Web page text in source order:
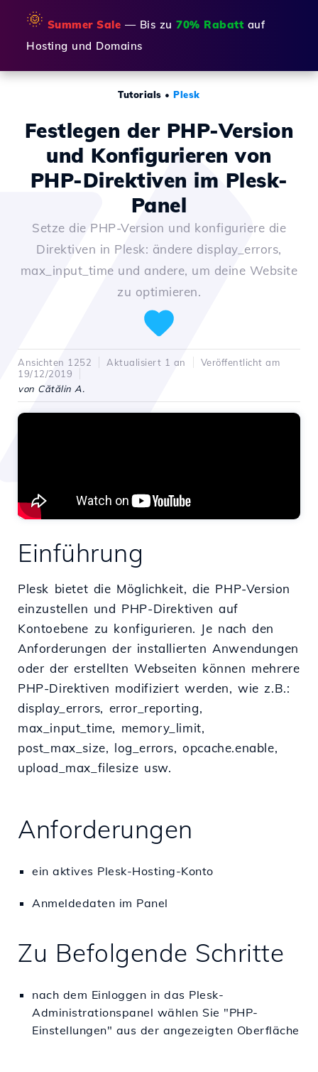
🌞 Summer Sale — Bis zu 70% Rabatt auf
Hosting und Domains
Tutorials •Plesk
Festlegen der PHP-Version
und Konfigurieren von
PHP-Direktiven im Plesk-
Panel
Setze die PHP-Version und konfiguriere die
Direktiven in Plesk: ändere display_errors,
max_input_time und andere, um deine Website
zu optimieren.
Ansichten 1252 Aktualisiert 1 an
Veröffentlicht am
19/12/2019
von Cătălin A.
Einführung
Plesk bietet die Möglichkeit, die PHP-Version
einzustellen und PHP-Direktiven auf
Kontoebene zu konfigurieren. Je nach den
Anforderungen der installierten Anwendungen
oder der erstellten Webseiten können mehrere
PHP-Direktiven modifiziert werden, wie z.B.:
display_errors, error_reporting,
max_input_time, memory_limit,
post_max_size, log_errors, opcache.enable,
upload_max_filesize usw.
Anforderungen
ein aktives Plesk-Hosting-Konto
Anmeldedaten im Panel
Zu Befolgende Schritte
nach dem Einloggen in das Plesk-
Administrationspanel wählen Sie "PHP-
Einstellungen" aus der angezeigten Oberfläche